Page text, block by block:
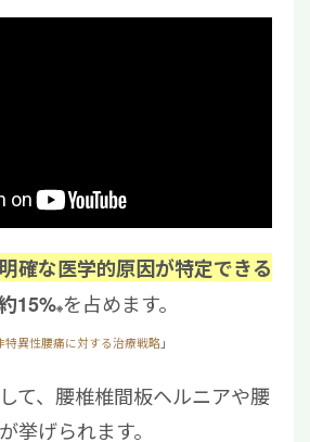
確な医学的原因が特定できる
15%※を占めます。
特異性腰痛に対する治療戦略 」
て、腰椎椎間板ヘルニアや腰
挙げられます。